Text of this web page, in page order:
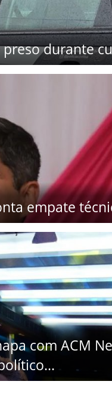
durante
empate
com ACM